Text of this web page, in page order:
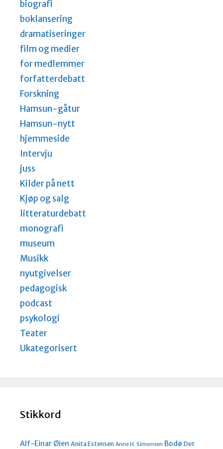
biografi
boklansering
dramatiseringer
film og medier
for medlemmer
forfatterdebatt
Forskning
Hamsun-gåtur
Hamsun-nytt
hjemmeside
Intervju
juss
Kilder på nett
Kjøp og salg
litteraturdebatt
monografi
museum
Musikk
nyutgivelser
pedagogisk
podcast
psykologi
Teater
Ukategorisert
Stikkord
Alf-Einar Øien Anita Estensen Anne H. Simonsen Bodø Det